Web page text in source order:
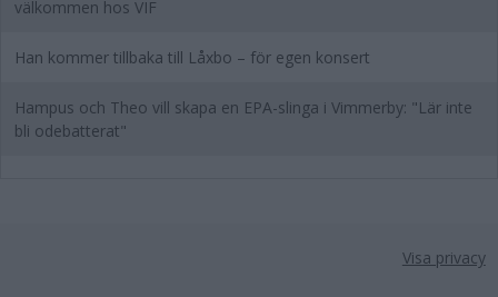
välkommen hos VIF
Han kommer tillbaka till Låxbo – för egen konsert
Hampus och Theo vill skapa en EPA-slinga i Vimmerby: "Lär inte
bli odebatterat"
Visa privacy